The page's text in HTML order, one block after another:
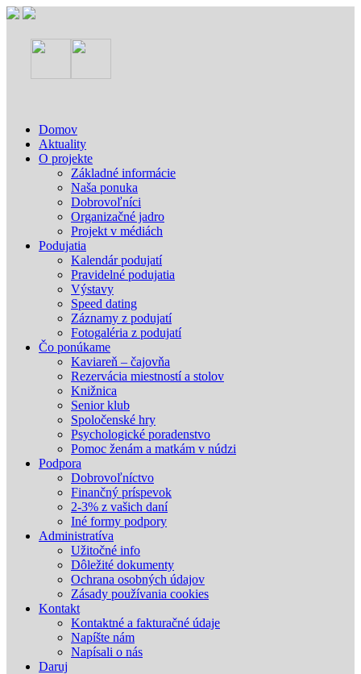
Domov
Aktuality
O projekte
Základné informácie
Naša ponuka
Dobrovoľníci
Organizačné jadro
Projekt v médiách
Podujatia
Kalendár podujatí
Pravidelné podujatia
Výstavy
Speed dating
Záznamy z podujatí
Fotogaléria z podujatí
Čo ponúkame
Kaviareň – čajovňa
Rezervácia miestností a stolov
Knižnica
Senior klub
Spoločenské hry
Psychologické poradenstvo
Pomoc ženám a matkám v núdzi
Podpora
Dobrovoľníctvo
Finančný príspevok
2-3% z vašich daní
Iné formy podpory
Administratíva
Užitočné info
Dôležité dokumenty
Ochrana osobných údajov
Zásady používania cookies
Kontakt
Kontaktné a fakturačné údaje
Napíšte nám
Napísali o nás
Daruj